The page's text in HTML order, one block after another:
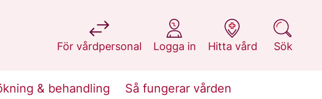
För vårdpersonal
på 1177.se
Logga in
på 1177.se
Hitta vård
på 1177.se
Sök
på 1177.se
& behandling Så fungerar vården